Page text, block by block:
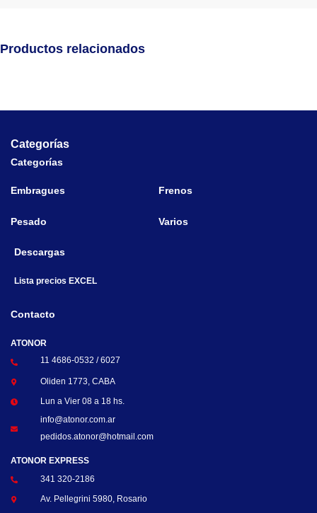
Productos relacionados
Categorías
Categorías
Embragues Frenos
Pesado Varios
Descargas
Lista precios EXCEL
Contacto
ATONOR
11 4686-0532 / 6027
Oliden 1773, CABA
Lun a Vier 08 a 18 hs.
info@atonor.com.ar
pedidos.atonor@hotmail.com
ATONOR EXPRESS
341 320-2186
Av. Pellegrini 5980, Rosario